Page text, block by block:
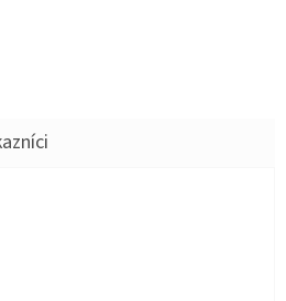
je 5 z 5 hviezdičiek.